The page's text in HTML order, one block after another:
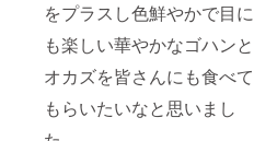
をプラスし色鮮やかで目に
も楽しい華やかなゴハンと
オカズを皆さんにも食べて
もらいたいなと思いまし